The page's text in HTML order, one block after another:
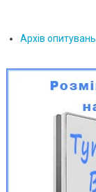
Архів опитувань